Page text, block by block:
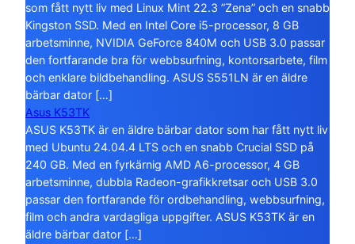
som fått nytt liv med Linux Mint 22.3 ”Zena” och en snabb
Kingston SSD. Med en Intel Core i5-processor, 8 GB
arbetsminne, NVIDIA GeForce 840M och USB 3.0 passar
den fortfarande bra för webbsurfning, kontorsarbete, film
och enklare bildbehandling. ASUS S551LN är en äldre
bärbar dator […]
Asus K53TK
ASUS K53TK är en äldre bärbar dator som har fått nytt liv
med Ubuntu 24.04.4 LTS och en snabb Crucial SSD på
240 GB. Med en fyrkärnig AMD A6-processor, 4 GB
arbetsminne, dubbla Radeon-grafikkretsar och USB 3.0
passar den fortfarande för ordbehandling, webbsurfning,
film och andra vardagliga uppgifter. ASUS K53TK är en
äldre bärbar dator […]